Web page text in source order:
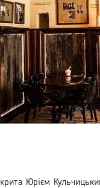
Юрієм